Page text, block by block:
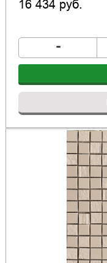
16 434 руб.
-